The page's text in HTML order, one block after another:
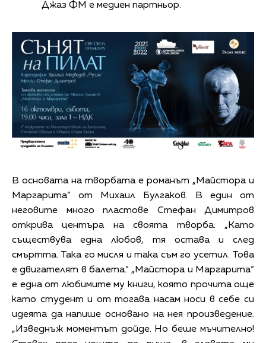
Джаз ФМ е медиен партньор.
В основата на творбата е романът „Майстора и
Маргарита“ от Михаил Булгаков. В един от
неговите много пластове Стефан Димитров
открива центъра на своята творба: „Като
съществува една любов, тя остава и след
смъртта. Така го мисля и така съм го усетил. Това
е двигателят в балета.“ „Майстора и Маргарита“
е една от любимите му книги, която прочита още
като студент и от тогава насам носи в себе си
идеята да напише основано на нея произведение.
„Изведнъж моментът дойде. Но беше мъчително!